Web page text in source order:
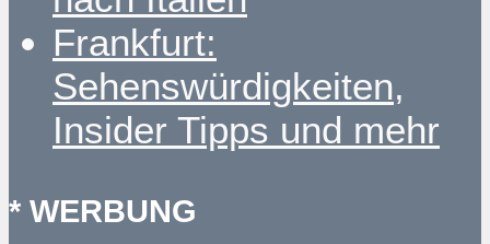
Frankfurt:
Sehenswürdigkeiten,
Insider Tipps und mehr
* WERBUNG